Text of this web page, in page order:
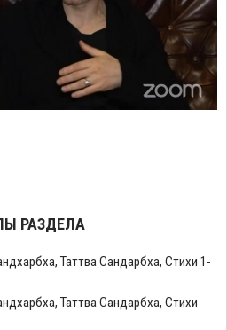
РАЗДЕЛА
Таттва Сандарбха, Стихи 1-
Таттва Сандарбха, Стихи